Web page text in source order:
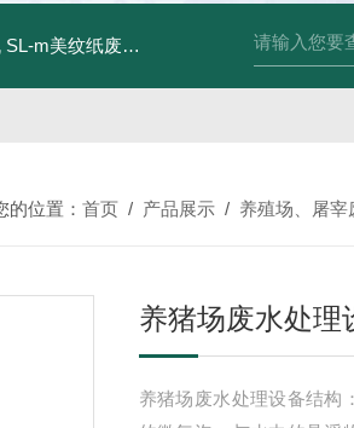
SL-m美纹纸废料碎浆机 SL-p泡面盖纸塑分
的位置：首页 / 产品展示 / 养殖场、屠宰
养猪场废水处理
养猪场废水处理设备结构